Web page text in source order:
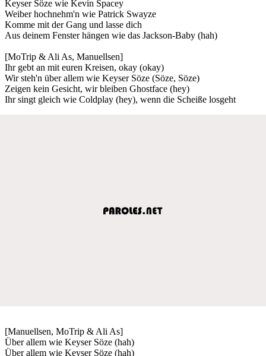
Keyser Söze wie Kevin Spacey
Weiber hochnehm'n wie Patrick Swayze
Komme mit der Gang und lasse dich
Aus deinem Fenster hängen wie das Jackson-Baby (hah)
[MoTrip & Ali As, Manuellsen]
Ihr gebt an mit euren Kreisen, okay (okay)
Wir steh'n über allem wie Keyser Söze (Söze, Söze)
Zeigen kein Gesicht, wir bleiben Ghostface (hey)
Ihr singt gleich wie Coldplay (hey), wenn die Scheiße losgeht
[Manuellsen, MoTrip & Ali As]
Über allem wie Keyser Söze (hah)
Über allem wie Keyser Söze (hah)